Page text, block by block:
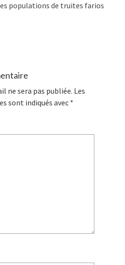
populations de truites farios
ne sera pas publiée. Les
sont indiqués avec *